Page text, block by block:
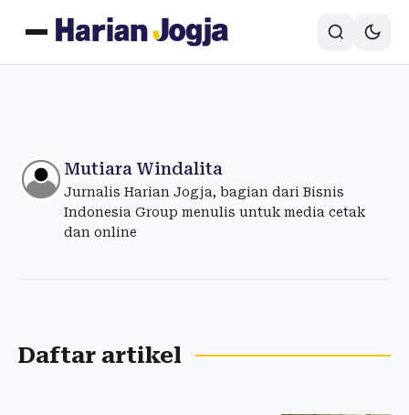
Mutiara Windalita
Jurnalis Harian Jogja, bagian dari Bisnis
Indonesia Group menulis untuk media cetak
dan online
Daftar artikel